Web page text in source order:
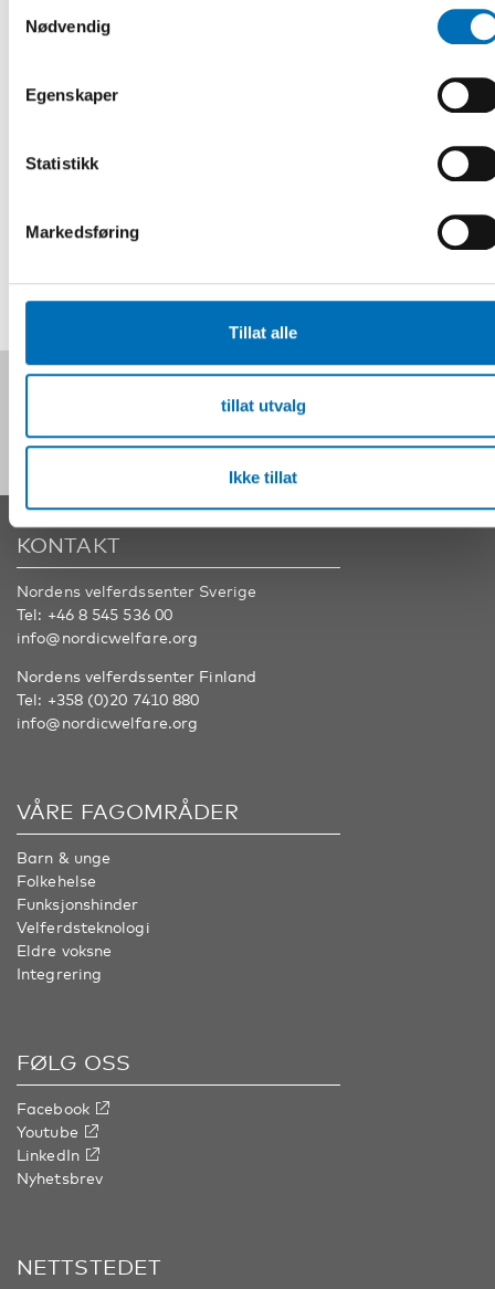
Nødvendig
Egenskaper
Statistikk
Markedsføring
Tillat alle
tillat utvalg
Ikke tillat
Exempel på den offentliga måltidens roll för hälsa och
funktionalitet. Kommundietistens perspektiv. Örebro
Paneldiskussion med inbjudna gäster
Registrering og informasjon
KONTAKT
Nordens velferdssenter Sverige
Tel: +46 8 545 536 00
info@nordicwelfare.org
Nordens velferdssenter Finland
Tel: +358 (0)20 7410 880
info@nordicwelfare.org
VÅRE FAGOMRÅDER
Barn & unge
Folkehelse
Funksjonshinder
Velferdsteknologi
Eldre voksne
Integrering
FØLG OSS
Facebook
Youtube
LinkedIn
Nyhetsbrev
NETTSTEDET